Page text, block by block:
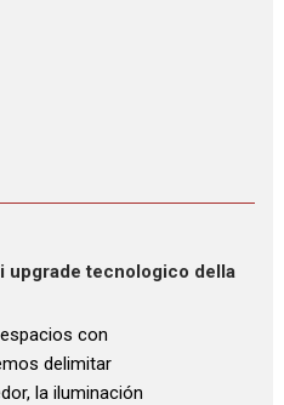
upgrade tecnologico della
con
delimitar
la iluminación